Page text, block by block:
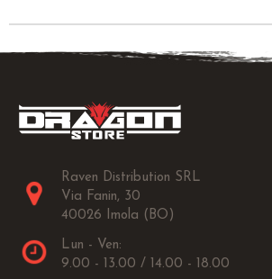
Raven Distribution SRL
Via Fanin, 30
40026 Imola (BO)
Lun - Ven:
9.00 - 13.00 / 14.00 - 18.00